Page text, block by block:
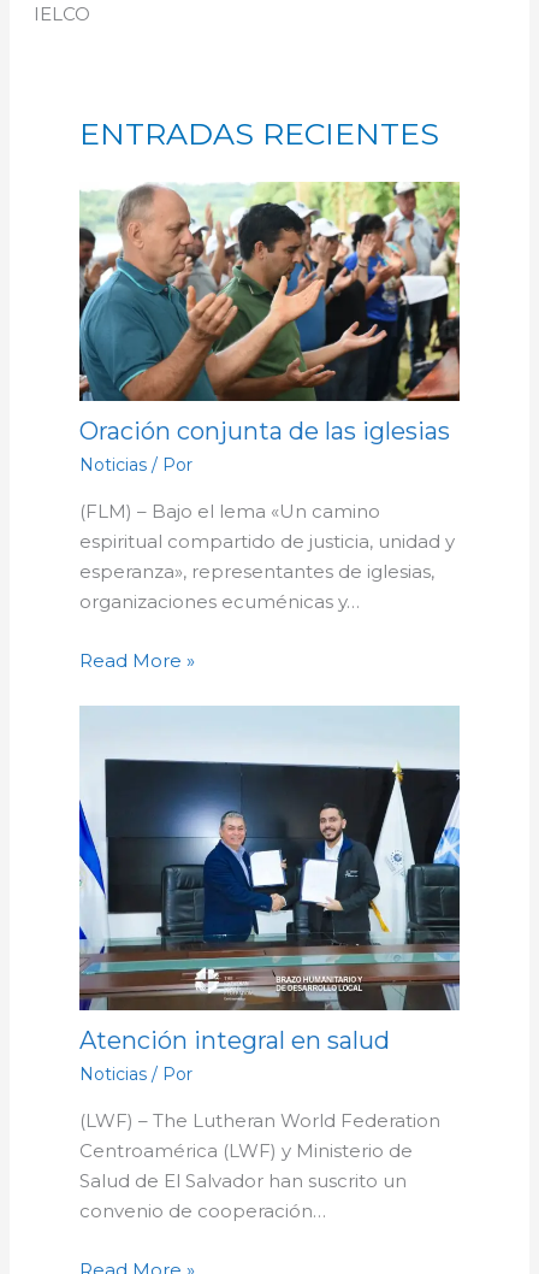
IELCO
ENTRADAS RECIENTES
Oración conjunta de las iglesias
Noticias/ Por
(FLM) – Bajo el lema «Un camino
espiritual compartido de justicia, unidad y
esperanza», representantes de iglesias,
organizaciones ecuménicas y…
Read More »
Atención integral en salud
Noticias/ Por
(LWF) – The Lutheran World Federation
Centroamérica (LWF) y Ministerio de
Salud de El Salvador han suscrito un
convenio de cooperación…